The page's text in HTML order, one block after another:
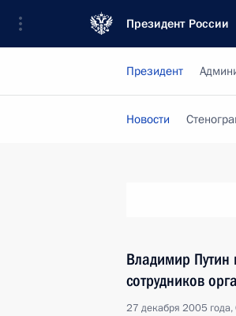
Президент России
Президент
Новости
Владимир Путин
сотрудников
27 декабря 2005